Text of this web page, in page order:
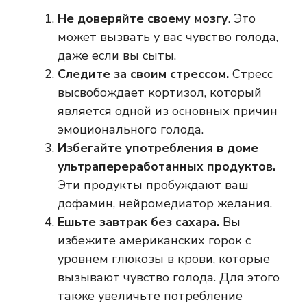
Не доверяйте своему мозгу. Это
может вызвать у вас чувство голода,
даже если вы сыты.
Следите за своим стрессом. Стресс
высвобождает кортизол, который
является одной из основных причин
эмоционального голода.
Избегайте употребления в доме
ультрапереработанных продуктов.
Эти продукты пробуждают ваш
дофамин, нейромедиатор желания.
Ешьте завтрак без сахара. Вы
избежите американских горок с
уровнем глюкозы в крови, которые
вызывают чувство голода. Для этого
также увеличьте потребление